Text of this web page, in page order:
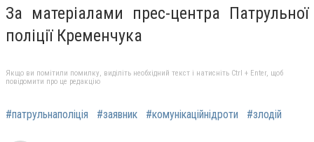
За матеріалами прес-центра Патрульної
поліції Кременчука
Якщо ви помітили помилку, виділіть необхідний текст і натисніть Ctrl + Enter, щоб
повідомити про це редакцію
#патрульнаполіція #заявник #комунікаційнідроти #злодій